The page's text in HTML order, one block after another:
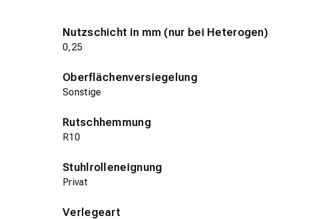
Nutzschicht in mm (nur bei Heterogen)
0,25
Oberflächenversiegelung
Sonstige
Rutschhemmung
R10
Stuhlrolleneignung
Privat
Verlegeart